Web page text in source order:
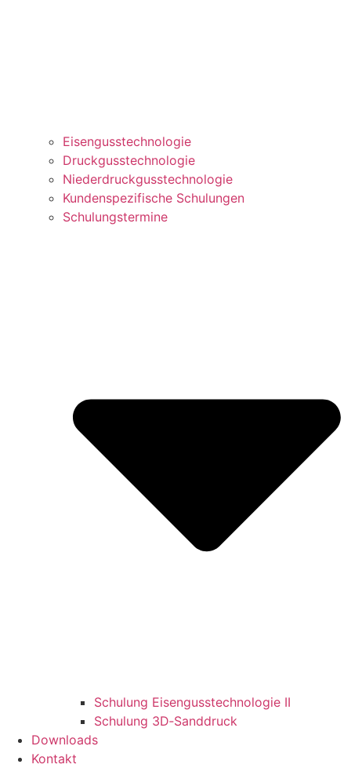
Eisengusstechnologie
Druckgusstechnologie
Niederdruckgusstechnologie
Kundenspezifische Schulungen
Schulungstermine
Schulung Eisengusstechnologie II
Schulung 3D‑Sanddruck
Downloads
Kontakt